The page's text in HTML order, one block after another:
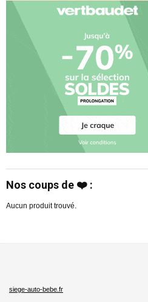
Nos coups de ❤️ :
Aucun produit trouvé.
siege-auto-bebe.fr